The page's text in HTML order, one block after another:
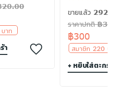
บาท
า
ขายแล้ว 292
ราคาปกติ ฿
฿300
สมาชิก 220
+ หยิบใส่ตะกร้า